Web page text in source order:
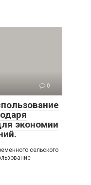
0
экономии
сельского